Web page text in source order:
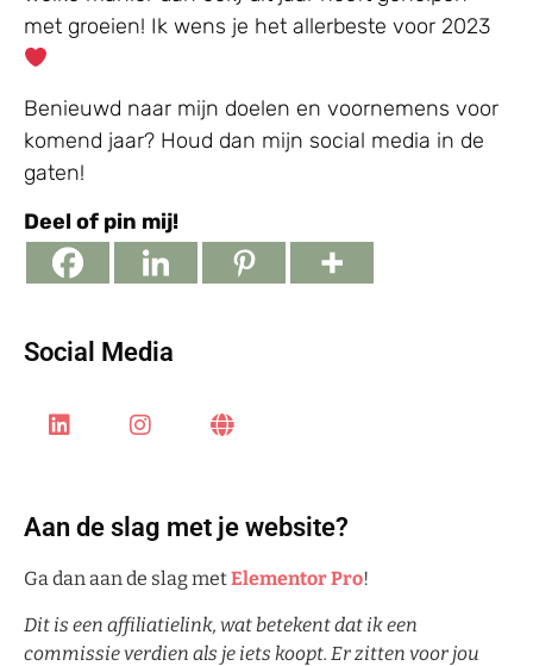
met groeien! Ik wens je het allerbeste voor 2023
Benieuwd naar mijn doelen en voornemens voor
komend jaar? Houd dan mijn social media in de
gaten!
Deel of pin mij!
Social Media
Aan de slag met je website?
Ga dan aan de slag metElementor Pro!
Dit is een affiliatielink, wat betekent dat ik een
commissie verdien als je iets koopt. Er zitten voor jou